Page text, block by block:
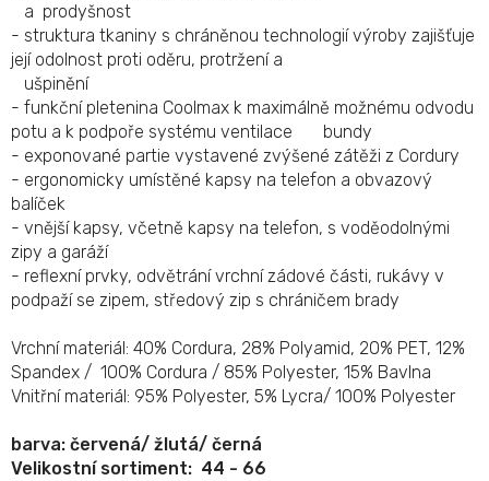
a prodyšnost
- struktura tkaniny s chráněnou technologií výroby zajišťuje
její odolnost proti oděru, protržení a
ušpinění
- funkční pletenina Coolmax k maximálně možnému odvodu
potu a k podpoře systému ventilace bundy
- exponované partie vystavené zvýšené zátěži z Cordury
- ergonomicky umístěné kapsy na telefon a obvazový
balíček
- vnější kapsy, včetně kapsy na telefon, s voděodolnými
zipy a garáží
- reflexní prvky, odvětrání vrchní zádové části, rukávy v
podpaží se zipem, středový zip s chráničem brady
Vrchní materiál: 40% Cordura, 28% Polyamid, 20% PET, 12%
Spandex / 100% Cordura / 85% Polyester, 15% Bavlna
Vnitřní materiál: 95% Polyester, 5% Lycra/ 100% Polyester
barva: červená/ žlutá/ černá
Velikostní sortiment: 44 - 66